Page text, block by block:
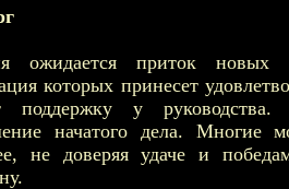
ожидается приток
которых принесет
поддержку у руководства.
начатого дела. Многие
не доверяя удаче и